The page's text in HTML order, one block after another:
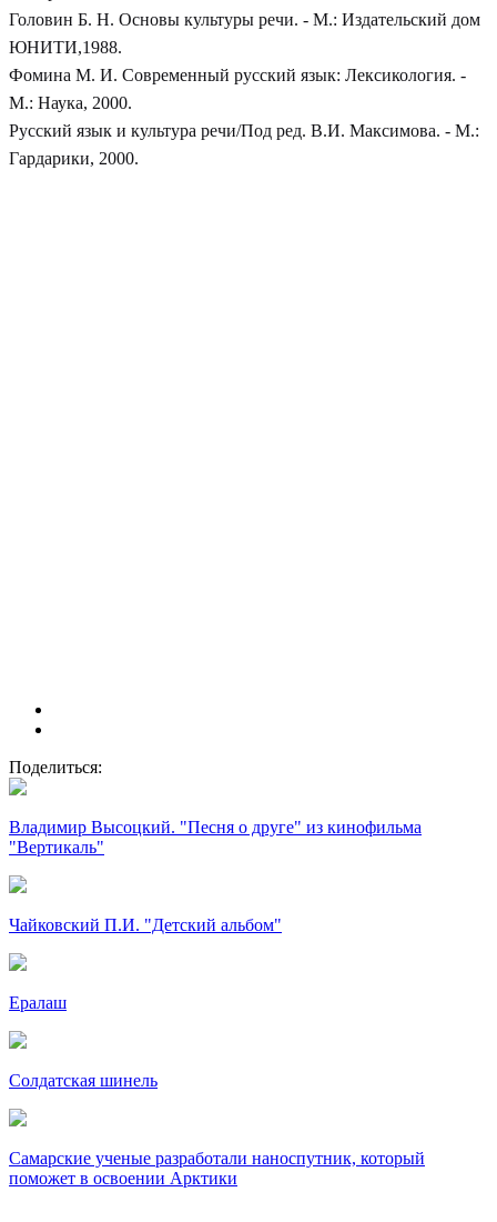
Головин Б. Н. Основы культуры речи. - М.: Издательский дом
ЮНИТИ,1988.
Фомина М. И. Современный русский язык: Лексикология. -
М.: Наука, 2000.
Русский язык и культура речи/Под ред. В.И. Максимова. - М.:
Гардарики, 2000.
Поделиться:
Владимир Высоцкий. "Песня о друге" из кинофильма
"Вертикаль"
Чайковский П.И. "Детский альбом"
Ералаш
Солдатская шинель
Самарские ученые разработали наноспутник, который
поможет в освоении Арктики